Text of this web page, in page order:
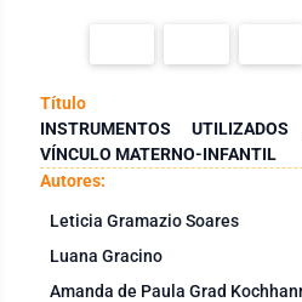
Título
INSTRUMENTOS
VÍNCULO MATERNO-INFANTIL
Autores:
Leticia Gramazio Soares
Luana Gracino
Amanda de Paula Grad